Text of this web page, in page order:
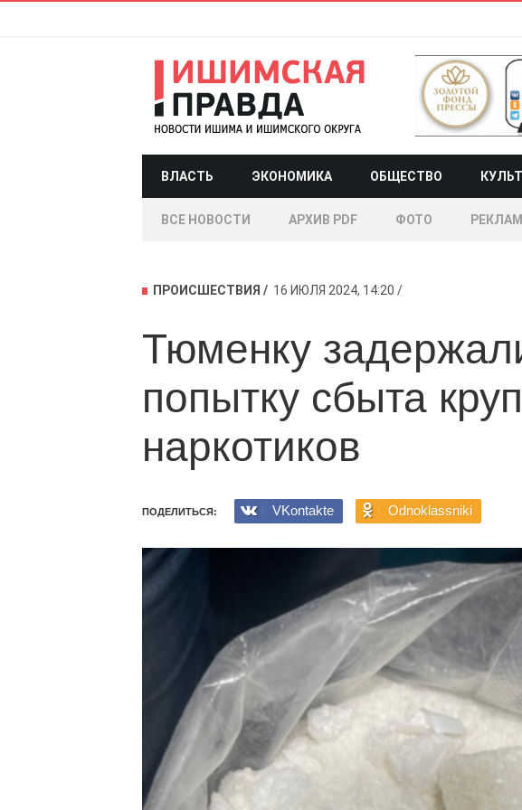
ВЛАСТЬ ЭКОНОМИКА ОБЩЕСТВО
ВСЕ НОВОСТИ АРХИВ PDF ФОТО
ПРОИСШЕСТВИЯ 16 ИЮЛЯ 2024, 14:20
Тюменку
попытку сбыта
наркотиков
ПОДЕЛИТЬСЯ: VKontakte Odnoklassniki